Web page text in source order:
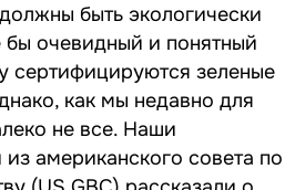
быть экологически
очевидный и понятный
сертифицируются зеленые
как мы недавно для
не все. Наши
из американского совета по